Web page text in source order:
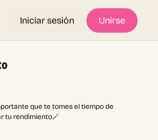
Iniciar sesión Unirse
que te tomes el tiempo de
tu rendimiento🪄